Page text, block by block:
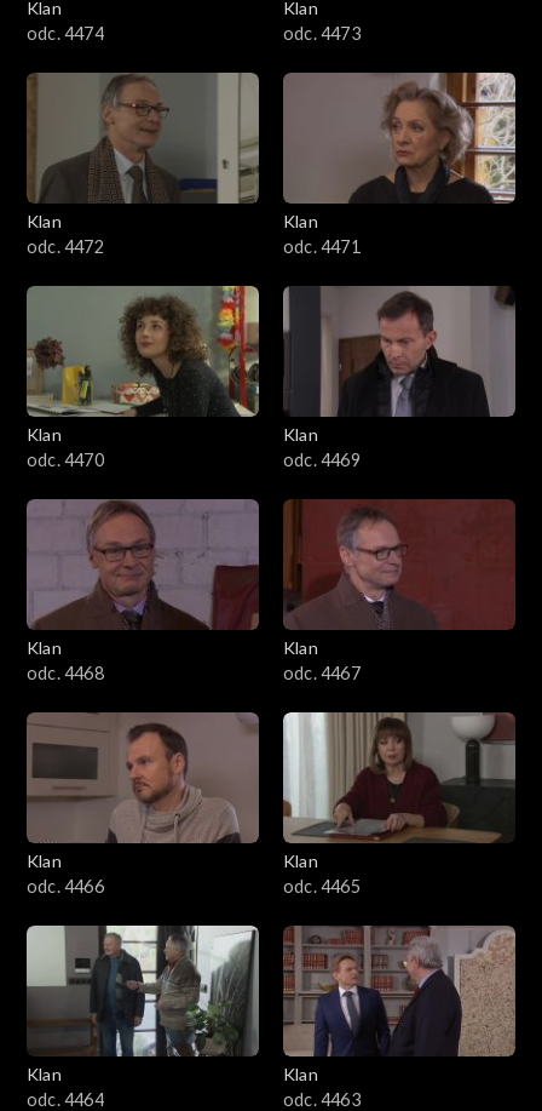
Klan
odc. 4474
Klan
odc. 4473
Klan
odc. 4472
Klan
odc. 4471
Klan
odc. 4470
Klan
odc. 4469
Klan
odc. 4468
Klan
odc. 4467
Klan
odc. 4466
Klan
odc. 4465
Klan
odc. 4464
Klan
odc. 4463